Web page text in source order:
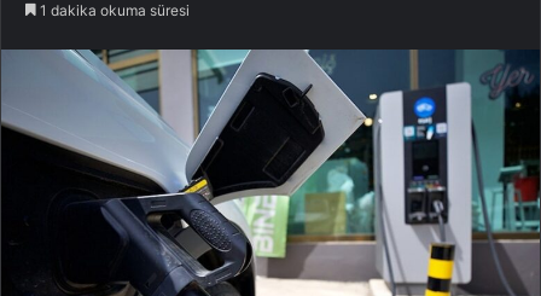
1 dakika okuma süresi